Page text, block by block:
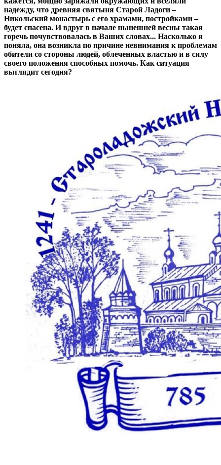
надежду, что древняя святыня Старой Ладоги –
Никольский монастырь с его храмами, постройками –
будет спасена. И вдруг в начале нынешней весны такая
горечь почувствовалась в Ваших словах... Насколько я
поняла, она возникла по причине невнимания к проблемам
обители со стороны людей, облеченных властью и в силу
своего положения способных помочь. Как ситуация
выглядит сегодня?